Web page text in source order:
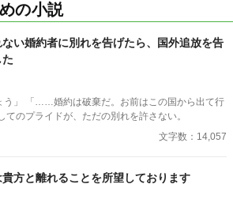
の小説
い婚約者に別れを告げたら、国外追放を告
う」 「……婚約は破棄だ。お前はこの国から出て行
てのプライドが、ただの別れを許さない。
文字数：14,057
方と離れることを所望しております